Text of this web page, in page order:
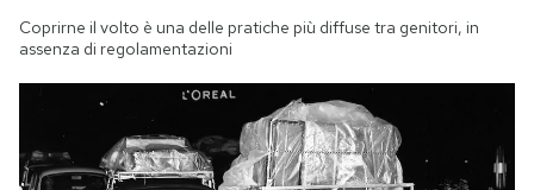
Coprirne il volto è una delle pratiche più diffuse tra genitori, in
assenza di regolamentazioni